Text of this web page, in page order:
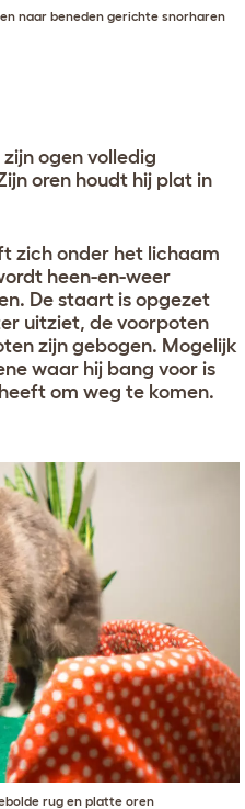
naar beneden gerichte snorharen
ogen volledig
oren houdt hij plat in
zich onder het lichaam
heen-en-weer
De staart is opgezet
uitziet, de voorpoten
zijn gebogen. Mogelijk
waar hij bang voor is
om weg te komen.
rug en platte oren